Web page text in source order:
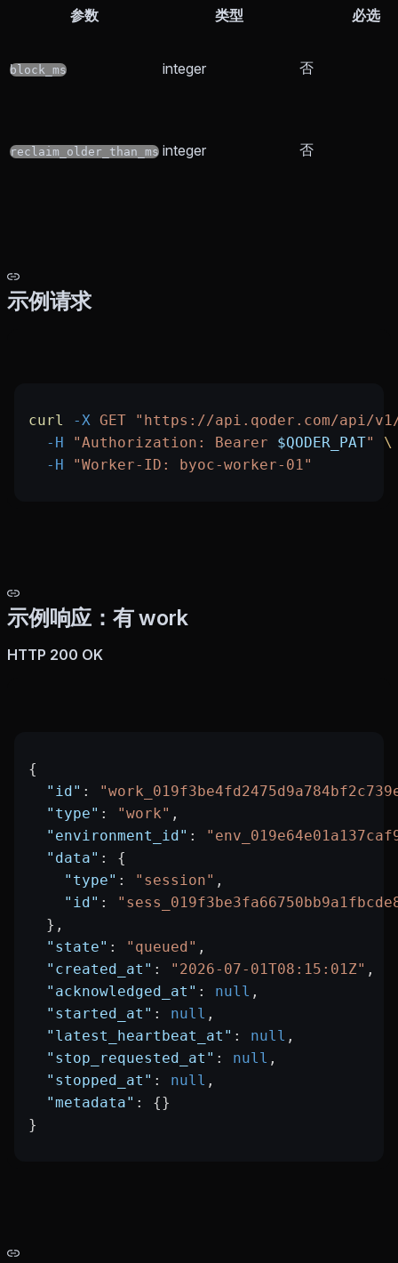
参数 类型 必选
block_ms integer 否
reclaim_older_than_ms integer 否
示例请求
curl -X GET "https://api.qoder.com/api/v1/
  -H
"Authorization: Bearer $QODER_PAT"
\
  -H
"Worker-ID: byoc-worker-01"
示例响应：有 work
HTTP 200 OK
{
  "id"
:
  "type"
: "work" ,
  "environment_id"
:
  "data"
: {
    "type"
: "session" ,
    "id"
:
  },
  "state"
: "queued" ,
  "created_at"
: "2026-07-01T08:15:01Z" ,
  "acknowledged_at"
: null ,
  "started_at"
: null ,
  "latest_heartbeat_at"
: null ,
  "stop_requested_at"
: null ,
  "stopped_at"
: null ,
  "metadata"
: {}
}